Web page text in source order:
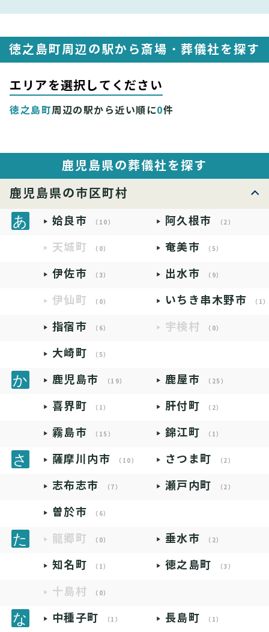
徳之島町周辺の駅から斎場・葬儀社を探す
エリアを選択してください
徳之島町周辺の駅から近い順に0件
鹿児島県の葬儀社を探す
鹿児島県の市区町村
姶良市 （10） 阿久根市 （2）
天城町 （0） 奄美市 （5）
伊佐市 （3） 出水市 （9）
伊仙町 （0） いちき串木野市 （1
指宿市 （6） 宇検村 （0）
大崎町 （5）
鹿児島市 （19） 鹿屋市 （25）
喜界町 （1） 肝付町 （2）
霧島市 （15） 錦江町 （1）
薩摩川内市 （10） さつま町 （2）
志布志市 （7） 瀬戸内町 （2）
曽於市 （6）
龍郷町 （0） 垂水市 （2）
知名町 （1） 徳之島町 （3）
十島村 （0）
中種子町 （1） 長島町 （1）